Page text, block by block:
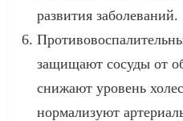
развития заболеваний.
защищают сосуды от
снижают уровень
нормализуют